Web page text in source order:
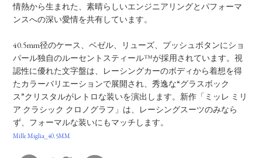
情熱から生まれた、素晴らしいエンジニアリングとパフォーマ
ンスへの深い愛情を共有しています。
40.5mm径のケース、ベゼル、リューズ、プッシュボタンにショ
パール独自のルーセントスティール™が採用されています。視
認性に優れた文字盤は、レーシングカーのボディから着想を得
たカラーバリエーションで展開され、秀逸な“グラスボック
ス”クリスタルがレトロな装いを演出します。新作「ミッレ ミリ
ア クラシック クロノグラフ」は、レーシングスーツのみなら
ず、フォーマルな装いにもマッチします。
Mille Miglia_40.5MM